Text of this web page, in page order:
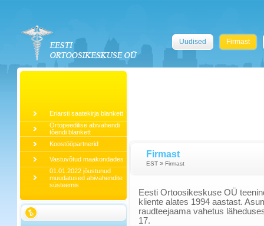
Uudised Firmast
Eriarsti saatekirja blankett
Ortopeedilise abivahendi
tõendi blankett
Koostööpartnerid
Vastuvõtud maakondades
01.01.2022 jõustunud
muudatused abivahendite
süsteemis
Firmast
EST » Firmast
Eesti Ortoosikeskuse OÜ
kliente alates 1994 aastast.
raudteejaama vahetus
17.